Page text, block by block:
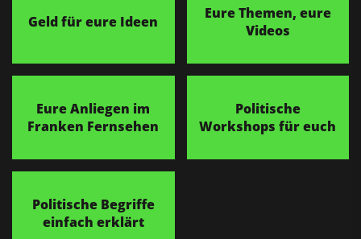
Geld für eure Ideen
Eure Themen, eure
Videos
Eure Anliegen im
Franken Fernsehen
Politische
Workshops für euch
Politische Begriffe
einfach erklärt